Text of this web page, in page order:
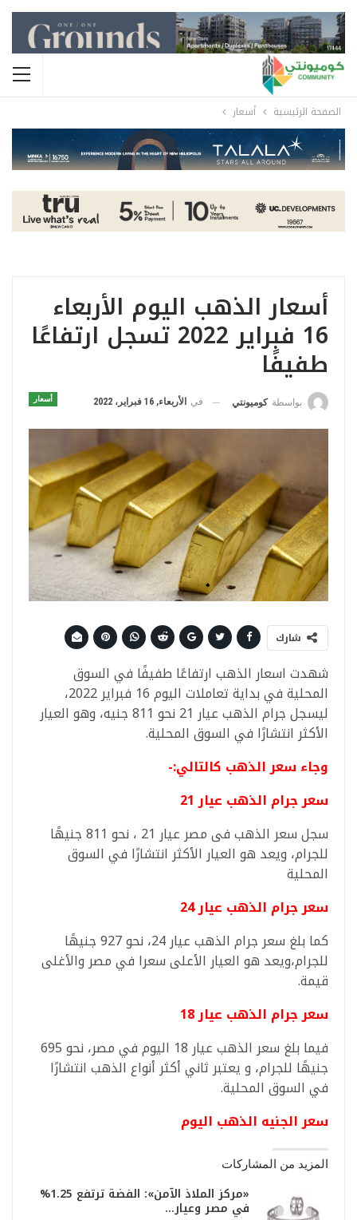
الصفحة الرئيسية أسعار
أسعار الذهب اليوم الأربعاء
16 فبراير 2022 تسجل ارتفاعًا
طفيفًا
أسعار بواسطة كوميونتي في الأربعاء, 16 فبراير، 2022
شارك
شهدت اسعار الذهب ارتفاعًا طفيفًا في السوق
المحلية في بداية تعاملات اليوم 16 فبراير 2022،
ليسجل جرام الذهب عيار 21 نحو 811 جنيه، وهو العيار
الأكثر انتشارًا في السوق المحلية.
وجاء سعر الذهب كالتالي:-
سعر جرام الذهب عيار 21
سجل سعر الذهب فى مصر عيار 21 ، نحو 811 جنيهًا
للجرام، ويعد هو العيار الأكثر انتشارًا في السوق
المحلية
سعر جرام الذهب عيار 24
كما بلغ سعر جرام الذهب عيار 24، نحو 927 جنيهًا
للجرام،ويعد هو العيار الأعلى سعرا في مصر والأغلى
قيمة.
سعر جرام الذهب عيار 18
فيما بلغ سعر الذهب عيار 18 اليوم في مصر، نحو 695
جنيهًا للجرام، و يعتبر ثاني أكثر أنواع الذهب انتشارًا
في السوق المحلية.
سعر الجنيه الذهب اليوم
المزيد من المشاركات
«مركز الملاذ الآمن»: الفضة ترتفع 1.25%
في مصر وعيار…